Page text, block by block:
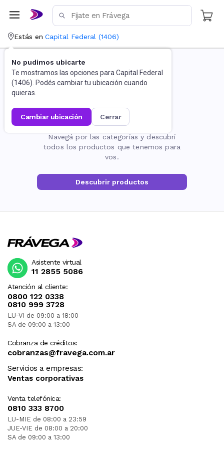
Estás en Capital Federal (1406)
No pudimos ubicarte
Te mostramos las opciones para Capital Federal
(1406). Podés cambiar tu ubicación cuando
quieras.
cambiar ubicación cerrar
La página no existe
Navegá por las categorías y descubrí
todos los productos que tenemos para
vos.
Descubrir productos
Atención al cliente:
0800 122 0338
0810 999 3728
LU-VI de 09:00 a 18:00
SA de 09:00 a 13:00
Cobranza de créditos:
cobranzas@fravega.com.ar
Servicios a empresas:
Ventas corporativas
Venta telefónica:
0810 333 8700
LU-MIE de 08:00 a 23:59
JUE-VIE de 08:00 a 20:00
SA de 09:00 a 13:00
Asistente virtual
11 2855 5086